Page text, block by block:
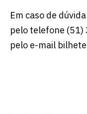
Em caso de
pelo telefone
pelo e-mail